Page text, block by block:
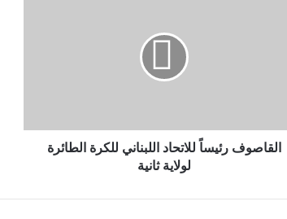
القاصوف رئيساً للاتحاد اللبناني للكرة الطائرة
لولاية ثانية